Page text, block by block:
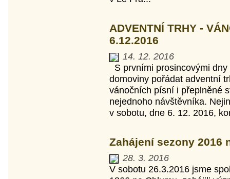
ADVENTNÍ TRHY -
6.12.2016
14. 12. 2016
S prvními prosincovými
domoviny pořádat adventní
vánočních písní i přeplněné
nejednoho návštěvníka.
v sobotu, dne 6. 12. 2016,
Zahájení sezony 2016
28. 3. 2016
V sobotu 26.3.2016 jsme